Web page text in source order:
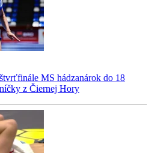
MS hádzanárok do 18
z Čiernej Hory